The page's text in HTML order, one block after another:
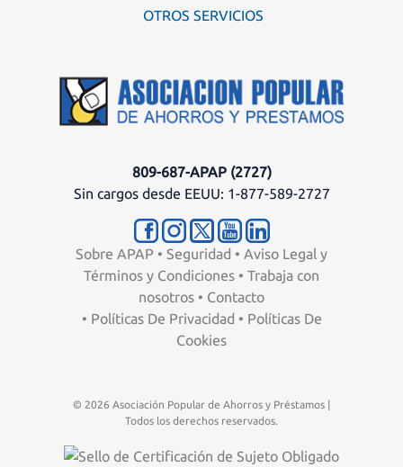
OTROS SERVICIOS
809-687-APAP (2727)
Sin cargos desde EEUU: 1-877-589-2727
Sobre APAP • Seguridad • Aviso Legal y
Términos y Condiciones • Trabaja con
nosotros • Contacto
• Políticas De Privacidad • Políticas De
Cookies
© 2026 Asociación Popular de Ahorros y Préstamos |
Todos los derechos reservados.